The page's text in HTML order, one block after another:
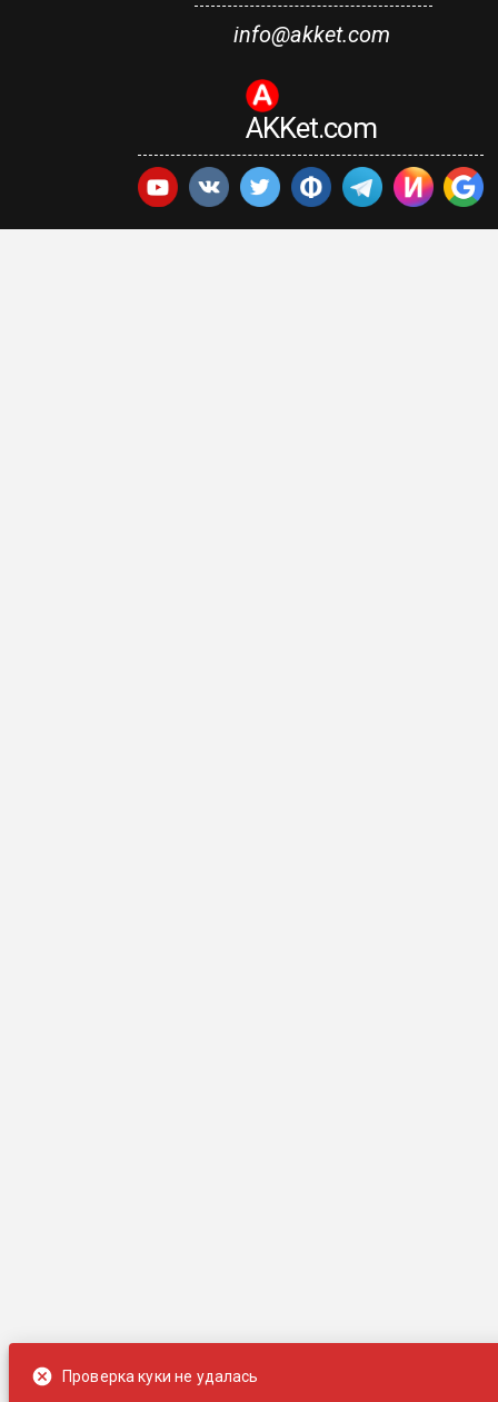
Проверка куки не удалась
info@akket.com
AKKet.com